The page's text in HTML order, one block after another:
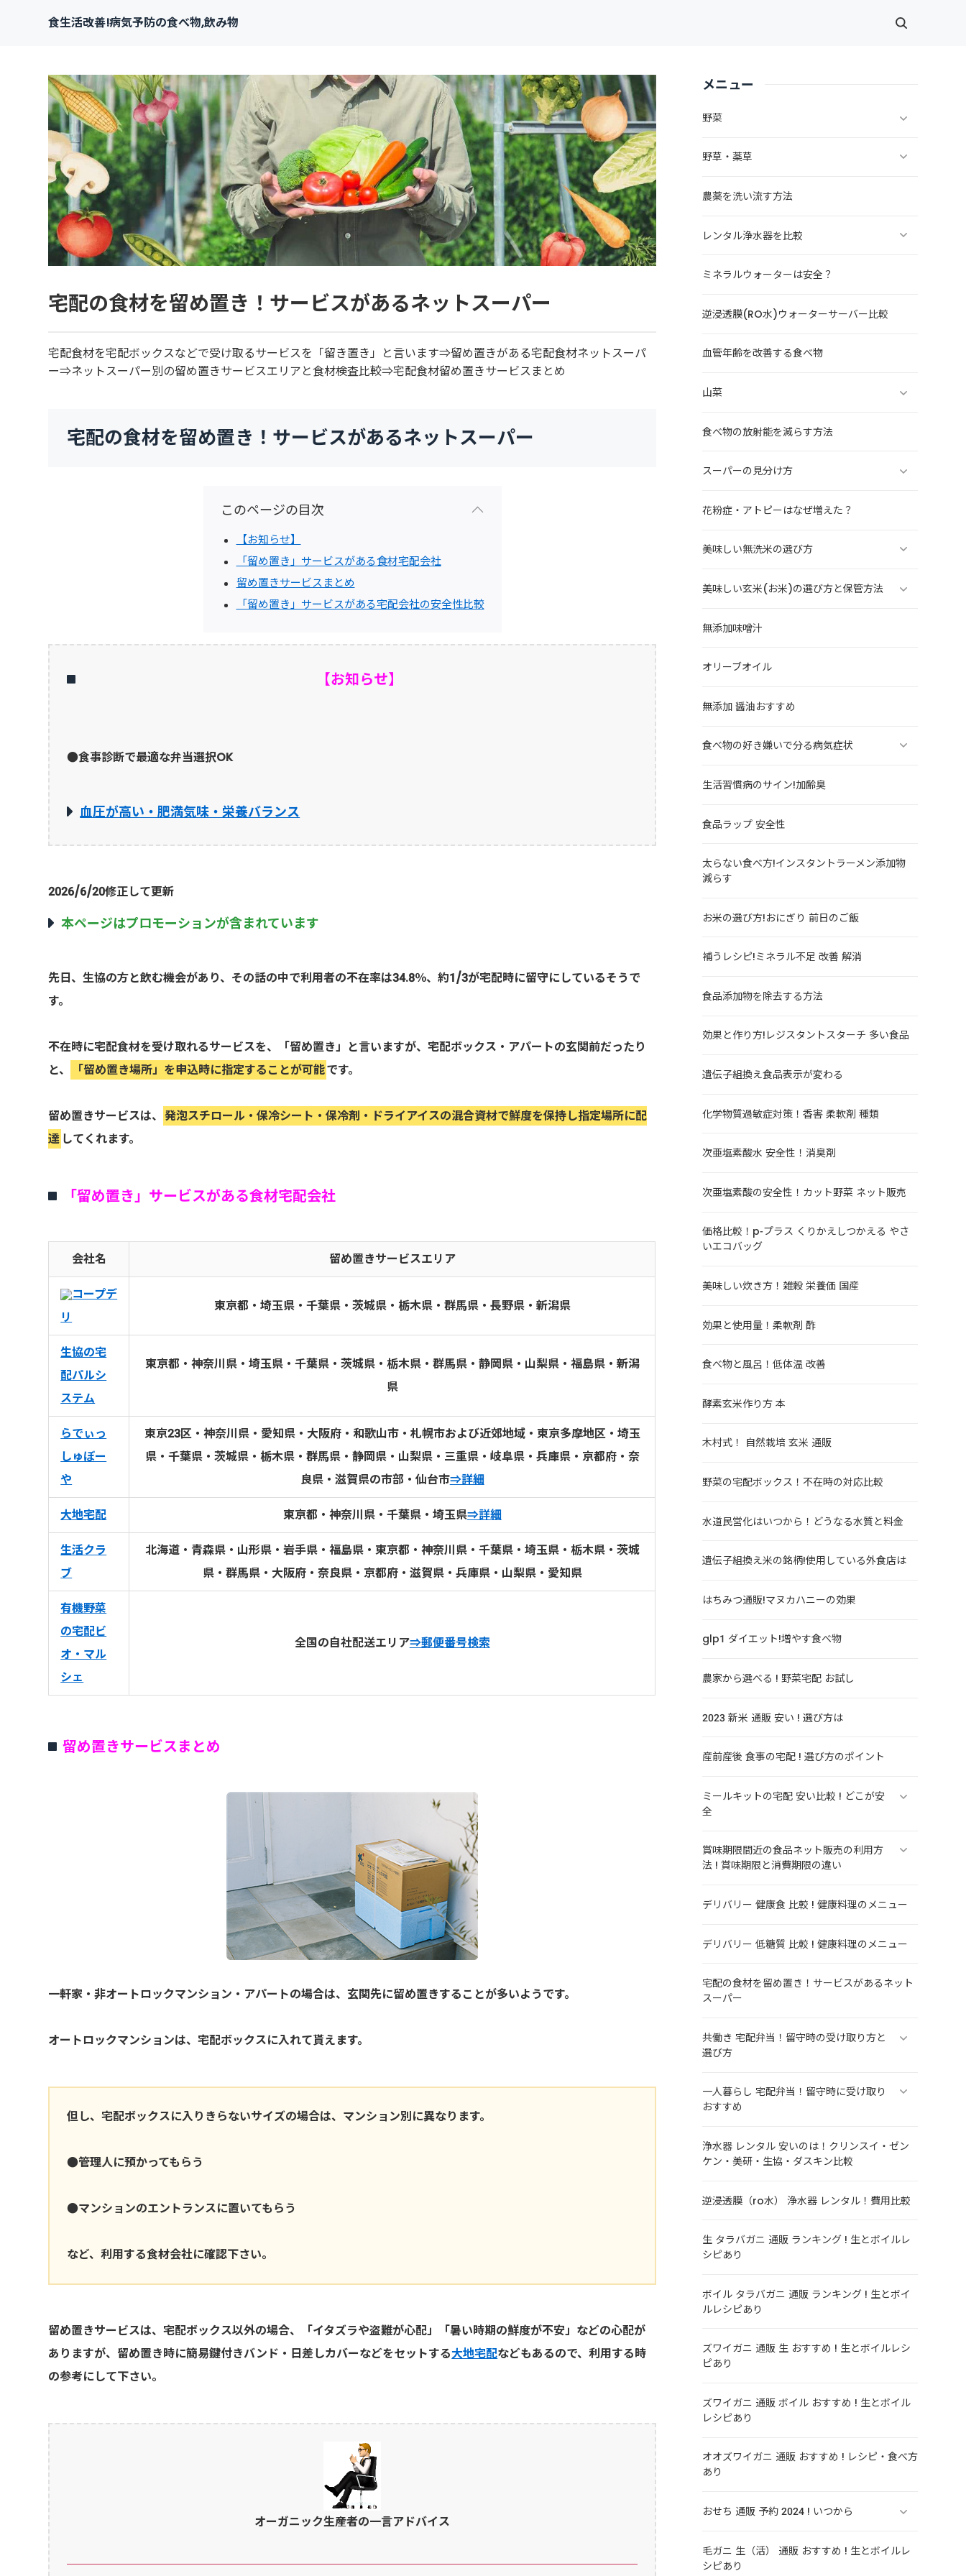
食生活改善!病気予防の食べ物,飲み物
宅配の食材を留め置き！サービスがあるネットスーパー
宅配食材を宅配ボックスなどで受け取るサービスを「留き置き」と言います⇒留め置きがある宅配食材ネットスーパ
ー⇒ネットスーパー別の留め置きサービスエリアと食材検査比較⇒宅配食材留め置きサービスまとめ
宅配の食材を留め置き！サービスがあるネットスーパー
このページの目次
【お知らせ】
「留め置き」サービスがある食材宅配会社
留め置きサービスまとめ
「留め置き」サービスがある宅配会社の安全性比較
【お知らせ】
●食事診断で最適な弁当選択OK
血圧が高い・肥満気味・栄養バランス
2026/6/20修正して更新
本ページはプロモーションが含まれています
先日、生協の方と飲む機会があり、その話の中で利用者の不在率は34.8％、約1/3が宅配時に留守にしているそうで
す。
不在時に宅配食材を受け取れるサービスを、「留め置き」と言いますが、宅配ボックス・アパートの玄関前だったり
と、
「留め置き場所」を申込時に指定することが可能です。
留め置きサービスは、 発泡スチロール・保冷シート・保冷剤・ドライアイスの混合資材で鮮度を保持し指定場所に配
達 してくれます。
「留め置き」サービスがある食材宅配会社
会社名 留め置きサービスエリア
コープデ
リ
東京都・埼玉県・千葉県・茨城県・栃木県・群馬県・長野県・新潟県
生協の宅
配パルシ
ステム
東京都・神奈川県・埼玉県・千葉県・茨城県・栃木県・群馬県・静岡県・山梨県・福島県・新潟
県
らでぃっ
しゅぼー
や
東京23区・神奈川県・愛知県・大阪府・和歌山市・札幌市および近郊地域・東京多摩地区・埼玉
県・千葉県・茨城県・栃木県・群馬県・静岡県・山梨県・三重県・岐阜県・兵庫県・京都府・奈
良県・滋賀県の市部・仙台市⇒詳細
大地宅配 東京都・神奈川県・千葉県・埼玉県⇒詳細
生活クラ
ブ
北海道・青森県・山形県・岩手県・福島県・東京都・神奈川県・千葉県・埼玉県・栃木県・茨城
県・群馬県・大阪府・奈良県・京都府・滋賀県・兵庫県・山梨県・愛知県
有機野菜
の宅配ビ
オ・マル
シェ
全国の自社配送エリア⇒郵便番号検索
留め置きサービスまとめ
一軒家・非オートロックマンション・アパートの場合は、玄関先に留め置きすることが多いようです。
オートロックマンションは、宅配ボックスに入れて貰えます。
但し、宅配ボックスに入りきらないサイズの場合は、マンション別に異なります。
●管理人に預かってもらう
●マンションのエントランスに置いてもらう
など、利用する食材会社に確認下さい。
留め置きサービスは、宅配ボックス以外の場合、「イタズラや盗難が心配」「暑い時期の鮮度が不安」などの心配が
ありますが、留め置き時に簡易鍵付きバンド・日差しカバーなどをセットする大地宅配などもあるので、利用する時
の参考にして下さい。
オーガニック生産者の一言アドバイス
メニュー
野菜
野草・薬草
農薬を洗い流す方法
レンタル浄水器を比較
ミネラルウォーターは安全？
逆浸透膜(RO水)ウォーターサーバー比較
血管年齢を改善する食べ物
山菜
食べ物の放射能を減らす方法
スーパーの見分け方
花粉症・アトピーはなぜ増えた？
美味しい無洗米の選び方
美味しい玄米(お米)の選び方と保管方法
無添加味噌汁
オリーブオイル
無添加 醤油おすすめ
食べ物の好き嫌いで分る病気症状
生活習慣病のサイン!加齢臭
食品ラップ 安全性
太らない食べ方!インスタントラーメン添加物
減らす
お米の選び方!おにぎり 前日のご飯
補うレシピ!ミネラル不足 改善 解消
食品添加物を除去する方法
効果と作り方!レジスタントスターチ 多い食品
遺伝子組換え食品表示が変わる
化学物質過敏症対策！香害 柔軟剤 種類
次亜塩素酸水 安全性！消臭剤
次亜塩素酸の安全性！カット野菜 ネット販売
価格比較！p-プラス くりかえしつかえる やさ
いエコバッグ
美味しい炊き方！雑穀 栄養価 国産
効果と使用量！柔軟剤 酢
食べ物と風呂！低体温 改善
酵素玄米作り方 本
木村式！ 自然栽培 玄米 通販
野菜の宅配ボックス！不在時の対応比較
水道民営化はいつから！どうなる水質と料金
遺伝子組換え米の銘柄!使用している外食店は
はちみつ通販!マヌカハニーの効果
glp1 ダイエット!増やす食べ物
農家から選べる ! 野菜宅配 お試し
2023 新米 通販 安い ! 選び方は
産前産後 食事の宅配 ! 選び方のポイント
ミールキットの宅配 安い比較 ! どこが安
全
賞味期限間近の食品ネット販売の利用方
法 ! 賞味期限と消費期限の違い
デリバリー 健康食 比較 ! 健康料理のメニュー
デリバリー 低糖質 比較 ! 健康料理のメニュー
宅配の食材を留め置き！サービスがあるネット
スーパー
共働き 宅配弁当！留守時の受け取り方と
選び方
一人暮らし 宅配弁当！留守時に受け取り
おすすめ
浄水器 レンタル 安いのは！クリンスイ・ゼン
ケン・美研・生協・ダスキン比較
逆浸透膜（ro水） 浄水器 レンタル！費用比較
生 タラバガニ 通販 ランキング ! 生とボイルレ
シピあり
ボイル タラバガニ 通販 ランキング ! 生とボイ
ルレシピあり
ズワイガニ 通販 生 おすすめ ! 生とボイルレシ
ピあり
ズワイガニ 通販 ボイル おすすめ ! 生とボイル
レシピあり
オオズワイガニ 通販 おすすめ ! レシピ・食べ方
あり
おせち 通販 予約 2024 ! いつから
毛ガニ 生（活） 通販 おすすめ ! 生とボイルレ
シピあり